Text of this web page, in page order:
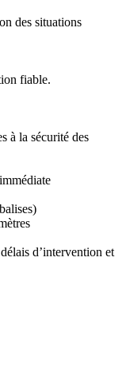
des situations
fiable.
à la sécurité des
d’intervention et